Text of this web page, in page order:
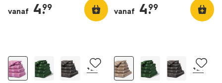
vanaf 4.
99 vanaf 4.
99
+21 +21